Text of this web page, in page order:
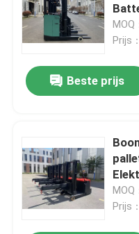
MOQ
Prijs
Beste prijs
MOQ
Prijs